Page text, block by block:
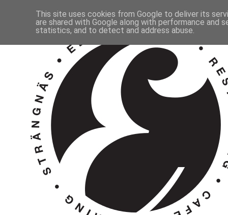
This site uses cookies from Google to deliver its
are shared with Google along with performance and
statistics, and to detect and address abuse.